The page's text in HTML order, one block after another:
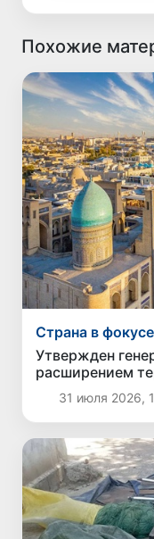
Похожие
Страна в фокусе
Утвержден
расширением
инфраструктуры
31 июля 2026,